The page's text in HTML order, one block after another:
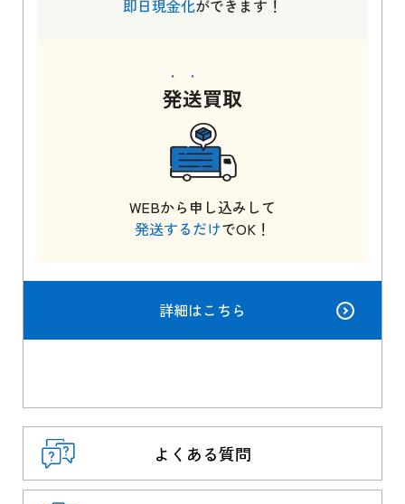
即日現金化ができます！
発送買取
WEBから申し込みして
発送するだけでOK！
詳細はこちら
よくある質問